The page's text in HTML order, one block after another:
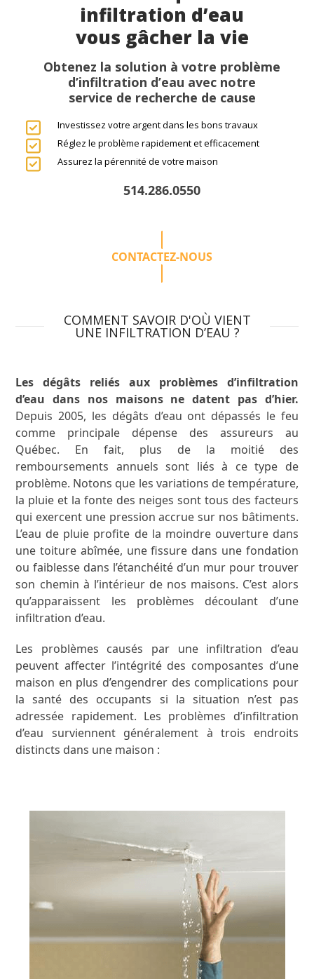
infiltration d’eau
vous gâcher la vie
Obtenez la solution à votre problème
d’infiltration d’eau avec notre
service de recherche de cause
Investissez votre argent dans les bons travaux
Réglez le problème rapidement et efficacement
Assurez la pérennité de votre maison
514.286.0550
CONTACTEZ-NOUS
COMMENT SAVOIR D'OÙ VIENT
UNE INFILTRATION D’EAU ?
Les dégâts reliés aux problèmes d’infiltration
d’eau dans nos maisons ne datent pas d’hier.
Depuis 2005, les dégâts d’eau ont dépassés le feu
comme principale dépense des assureurs au
Québec. En fait, plus de la moitié des
remboursements annuels sont liés à ce type de
problème. Notons que les variations de température,
la pluie et la fonte des neiges sont tous des facteurs
qui exercent une pression accrue sur nos bâtiments.
L’eau de pluie profite de la moindre ouverture dans
une toiture abîmée, une fissure dans une fondation
ou faiblesse dans l’étanchéité d’un mur pour trouver
son chemin à l’intérieur de nos maisons. C’est alors
qu’apparaissent les problèmes découlant d’une
infiltration d’eau.
Les problèmes causés par une infiltration d’eau
peuvent affecter l’intégrité des composantes d’une
maison en plus d’engendrer des complications pour
la santé des occupants si la situation n’est pas
adressée rapidement. Les problèmes d’infiltration
d’eau surviennent généralement à trois endroits
distincts dans une maison :